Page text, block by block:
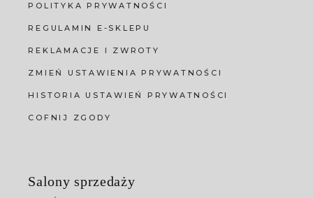
POLITYKA PRYWATNOŚCI
REGULAMIN E-SKLEPU
REKLAMACJE I ZWROTY
ZMIEŃ USTAWIENIA PRYWATNOŚCI
HISTORIA USTAWIEŃ PRYWATNOŚCI
COFNIJ ZGODY
Salony sprzedaży